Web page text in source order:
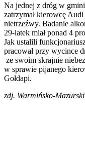
Na jednej z dróg w
zatrzymał kierowcę
nietrzeźwy. Badanie
29-latek miał ponad 4
Jak ustalili
pracował przy wycince
ze swoim skrajnie
w sprawie pijanego
Gołdapi.
zdj. Warmińsko-